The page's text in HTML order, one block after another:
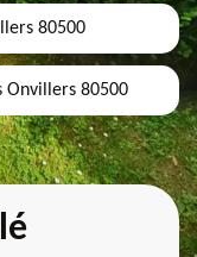
80500
Onvillers 80500